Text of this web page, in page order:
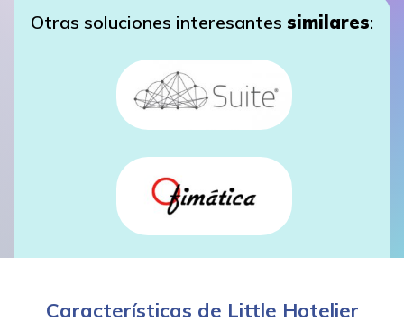
Otras soluciones interesantes similares:
Características de Little Hotelier